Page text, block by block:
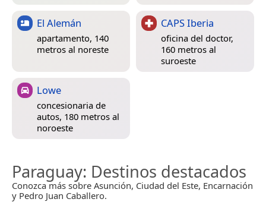
El Alemán
apartamento, 140
metros al noreste
CAPS Iberia
oficina del doctor,
160 metros al
suroeste
Lowe
concesionaria de
autos, 180 metros al
noroeste
Paraguay: Destinos destacados
Conozca más sobre Asunción, Ciudad del Este, Encarnación
y Pedro Juan Caballero.